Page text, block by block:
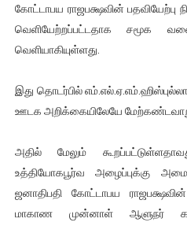
கோட்டாபய ராஜபக்ஷவின் பதவியேற்பு
வெளியேற்றப்பட்டதாக சமூக
வெளியாகியுள்ளது.
இது தொடர்பில்
ஊடக அறிக்கையிலேயே மேற்கண்டவாறு
அதில் மேலும்
உத்தியோகபூர்வ அழைப்புக்கு
ஜனாதிபதி கோட்டாபய ராஜபக்ஷவின்
மாகாண முன்னாள் ஆளுநர்